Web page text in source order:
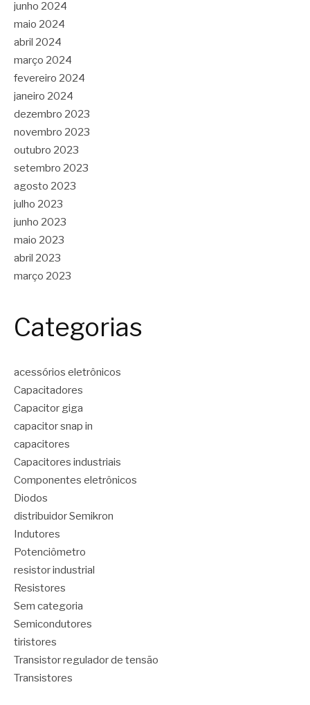
junho 2024
maio 2024
abril 2024
março 2024
fevereiro 2024
janeiro 2024
dezembro 2023
novembro 2023
outubro 2023
setembro 2023
agosto 2023
julho 2023
junho 2023
maio 2023
abril 2023
março 2023
Categorias
acessórios eletrônicos
Capacitadores
Capacitor giga
capacitor snap in
capacitores
Capacitores industriais
Componentes eletrônicos
Diodos
distribuidor Semikron
Indutores
Potenciômetro
resistor industrial
Resistores
Sem categoria
Semicondutores
tiristores
Transistor regulador de tensão
Transistores